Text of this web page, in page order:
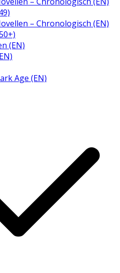
– Chronologisch (EN)
(EN)
Age (EN)